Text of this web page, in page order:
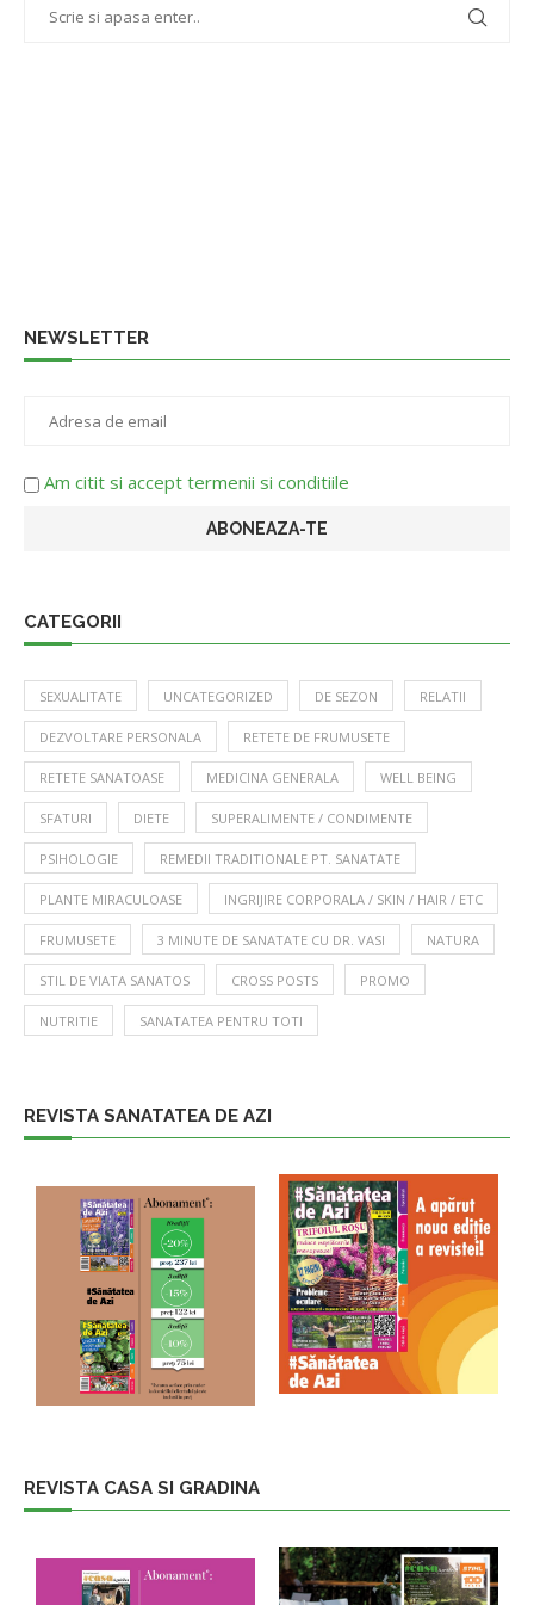
NEWSLETTER
Am citit si accept termenii si conditiile
CATEGORII
SEXUALITATE UNCATEGORIZED DE SEZON RELATII
DEZVOLTARE PERSONALA RETETE DE FRUMUSETE
RETETE SANATOASE MEDICINA GENERALA WELL BEING
SFATURI DIETE SUPERALIMENTE / CONDIMENTE
PSIHOLOGIE REMEDII TRADITIONALE PT. SANATATE
PLANTE MIRACULOASE INGRIJIRE CORPORALA / SKIN / HAIR / ETC
FRUMUSETE 3 MINUTE DE SANATATE CU DR. VASI NATURA
STIL DE VIATA SANATOS CROSS POSTS PROMO
NUTRITIE SANATATEA PENTRU TOTI
REVISTA SANATATEA DE AZI
REVISTA CASA SI GRADINA